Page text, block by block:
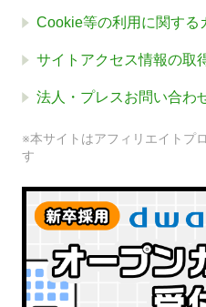
Cookie等の利用に関する
サイトアクセス情報の取
法人・プレスお問い合わ
※本サイトはアフィリエイトプ
す